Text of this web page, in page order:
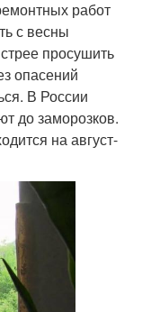
работ
с весны
просушить
опасений
В России
до заморозков.
на август-